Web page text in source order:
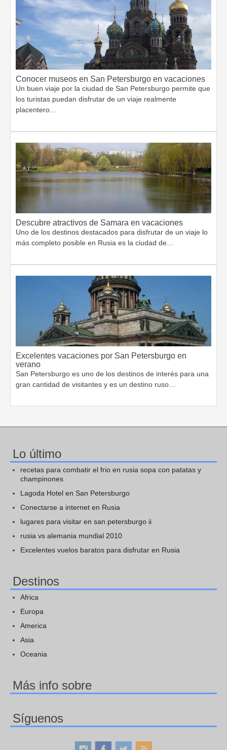
Conocer museos en San Petersburgo en vacaciones
Un buen viaje por la ciudad de San Petersburgo permite que
los turistas puedan disfrutar de un viaje realmente
placentero…
Descubre atractivos de Samara en vacaciones
Uno de los destinos destacados para disfrutar de un viaje lo
más completo posible en Rusia es la ciudad de…
Excelentes vacaciones por San Petersburgo en
verano
San Petersburgo es uno de los destinos de interés para una
gran cantidad de visitantes y es un destino ruso…
Lo último
recetas para combatir el frio en rusia sopa con patatas y
champinones
Lagoda Hotel en San Petersburgo
Conectarse a internet en Rusia
lugares para visitar en san petersburgo ii
rusia vs alemania mundial 2010
Excelentes vuelos baratos para disfrutar en Rusia
Destinos
Africa
Europa
America
Asia
Oceania
Más info sobre
Síguenos